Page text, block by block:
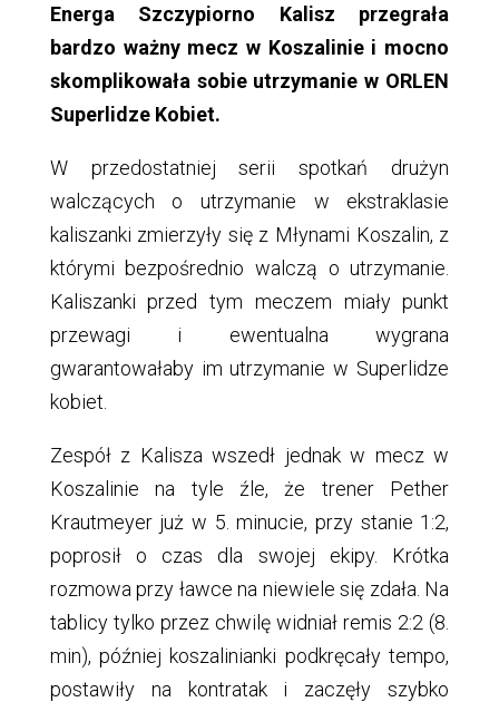
Energa Szczypiorno Kalisz przegrała
bardzo ważny mecz w Koszalinie i mocno
skomplikowała sobie utrzymanie w ORLEN
Superlidze Kobiet.
W przedostatniej serii spotkań drużyn
walczących o utrzymanie w ekstraklasie
kaliszanki zmierzyły się z Młynami Koszalin, z
którymi bezpośrednio walczą o utrzymanie.
Kaliszanki przed tym meczem miały punkt
przewagi i ewentualna wygrana
gwarantowałaby im utrzymanie w Superlidze
kobiet.
Zespół z Kalisza wszedł jednak w mecz w
Koszalinie na tyle źle, że trener Pether
Krautmeyer już w 5. minucie, przy stanie 1:2,
poprosił o czas dla swojej ekipy. Krótka
rozmowa przy ławce na niewiele się zdała. Na
tablicy tylko przez chwilę widniał remis 2:2 (8.
min), później koszalinianki podkręcały tempo,
postawiły na kontratak i zaczęły szybko